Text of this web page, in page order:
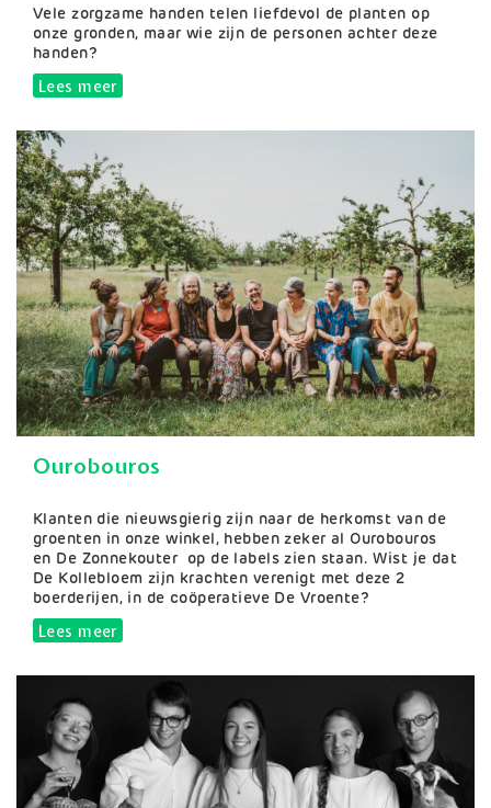
Samenvatting
Vele zorgzame handen telen liefdevol de planten op
onze gronden, maar wie zijn de personen achter deze
handen?
Lees meerover Boer Manuel
Ourobouros
Samenvatting
Klanten die nieuwsgierig zijn naar de herkomst van de
groenten in onze winkel, hebben zeker al Ourobouros
en De Zonnekouter op de labels zien staan. Wist je dat
De Kollebloem zijn krachten verenigt met deze 2
boerderijen, in de coöperatieve De Vroente?
Lees meerover Ourobouros